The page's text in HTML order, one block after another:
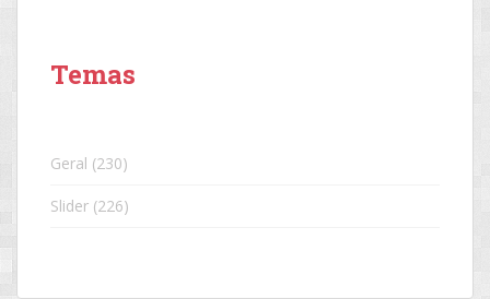
Temas
Geral (230)
Slider (226)